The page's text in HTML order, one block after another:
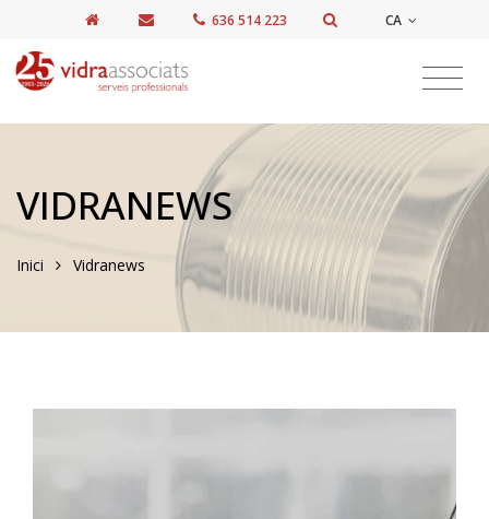
636 514 223 CA
VIDRANEWS
Inici Vidranews